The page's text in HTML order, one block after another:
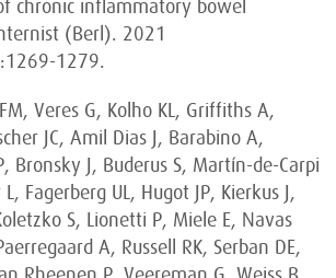
chronic inflammatory bowel
(Berl). 2021
1279.
Veres G, Kolho KL, Griffiths A,
JC, Amil Dias J, Barabino A,
Bronsky J, Buderus S, Martín-de-Carpi
L, Fagerberg UL, Hugot JP, Kierkus J,
S, Lionetti P, Miele E, Navas
A, Russell RK, Serban DE,